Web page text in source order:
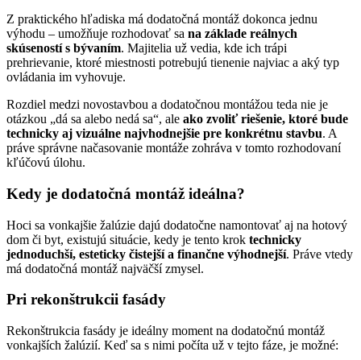
Z praktického hľadiska má dodatočná montáž dokonca jednu
výhodu – umožňuje rozhodovať sa na základe reálnych
skúseností s bývaním. Majitelia už vedia, kde ich trápi
prehrievanie, ktoré miestnosti potrebujú tienenie najviac a aký typ
ovládania im vyhovuje.
Rozdiel medzi novostavbou a dodatočnou montážou teda nie je
otázkou „dá sa alebo nedá sa“, ale ako zvoliť riešenie, ktoré bude
technicky aj vizuálne najvhodnejšie pre konkrétnu stavbu. A
práve správne načasovanie montáže zohráva v tomto rozhodovaní
kľúčovú úlohu.
Kedy je dodatočná montáž ideálna?
Hoci sa vonkajšie žalúzie dajú dodatočne namontovať aj na hotový
dom či byt, existujú situácie, kedy je tento krok technicky
jednoduchší, esteticky čistejší a finančne výhodnejší. Práve vtedy
má dodatočná montáž najväčší zmysel.
Pri rekonštrukcii fasády
Rekonštrukcia fasády je ideálny moment na dodatočnú montáž
vonkajších žalúzií. Keď sa s nimi počíta už v tejto fáze, je možné: